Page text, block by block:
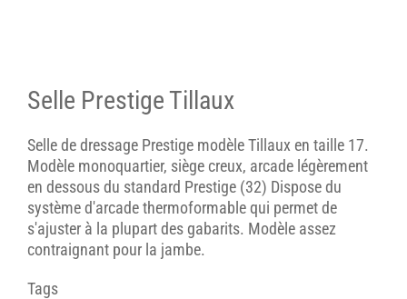
Selle Prestige Tillaux
Selle de dressage Prestige modèle Tillaux en taille 17.
Modèle monoquartier, siège creux, arcade légèrement
en dessous du standard Prestige (32) Dispose du
système d'arcade thermoformable qui permet de
s'ajuster à la plupart des gabarits. Modèle assez
contraignant pour la jambe.
Tags